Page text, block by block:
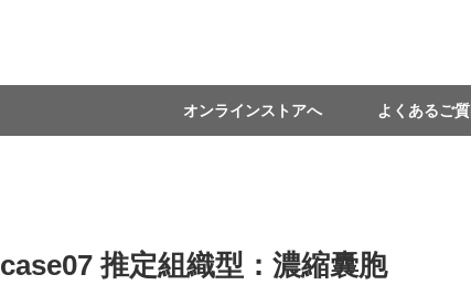
オンラインストアへ よくあるご
case07 推定組織型：濃縮囊胞